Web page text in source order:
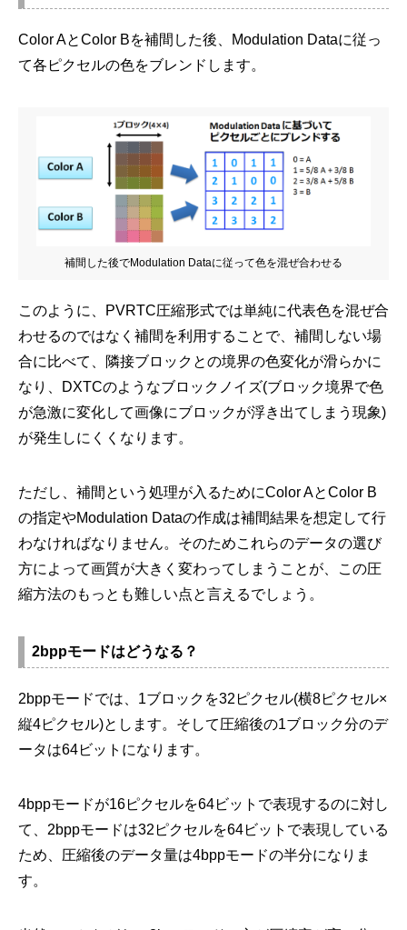
Color AとColor Bを補間した後、Modulation Dataに従っ
て各ピクセルの色をブレンドします。
補間した後でModulation Dataに従って色を混ぜ合わせる
このように、PVRTC圧縮形式では単純に代表色を混ぜ合
わせるのではなく補間を利用することで、補間しない場
合に比べて、隣接ブロックとの境界の色変化が滑らかに
なり、DXTCのようなブロックノイズ(ブロック境界で色
が急激に変化して画像にブロックが浮き出てしまう現象)
が発生しにくくなります。
ただし、補間という処理が入るためにColor AとColor B
の指定やModulation Dataの作成は補間結果を想定して行
わなければなりません。そのためこれらのデータの選び
方によって画質が大きく変わってしまうことが、この圧
縮方法のもっとも難しい点と言えるでしょう。
2bppモードはどうなる？
2bppモードでは、1ブロックを32ピクセル(横8ピクセル×
縦4ピクセル)とします。そして圧縮後の1ブロック分のデ
ータは64ビットになります。
4bppモードが16ピクセルを64ビットで表現するのに対し
て、2bppモードは32ピクセルを64ビットで表現している
ため、圧縮後のデータ量は4bppモードの半分になりま
す。